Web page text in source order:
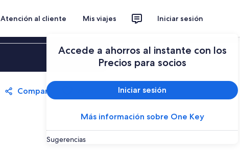
Atención al cliente Mis viajes Iniciar sesión
Accede a ahorros al instante con los
Precios para socios
Iniciar sesión
Más información sobre One Key
Sugerencias
Iniciar sesión
Compartir